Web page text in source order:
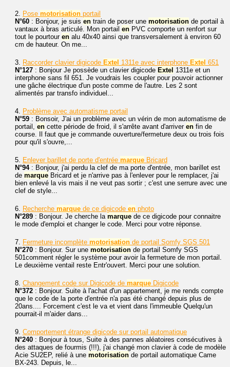
2. Pose motorisation portail
N°60 : Bonjour, je suis en train de poser une motorisation de portail à
vantaux à bras articulé. Mon portail en PVC comporte un renfort sur
tout le pourtour en alu 40x40 ainsi que transversalement à environ 60
cm de hauteur. On me...
3. Raccorder clavier digicode Extel 1311e avec interphone Extel 651
N°127 : Bonjour Je possède un clavier digicode Extel 1311e et un
interphone sans fil 651. Je voudrais les coupler pour pouvoir actionner
une gâche électrique d'un poste comme de l'autre. Les 2 sont
alimentés par transfo individuel...
4. Problème avec automatisme portail
N°59 : Bonsoir, J'ai un problème avec un vérin de mon automatisme de
portail, en cette période de froid, il s'arrête avant d'arriver en fin de
course. Il faut que je commande ouverture/fermeture deux ou trois fois
pour qu'il s'ouvre,...
5. Enlever barillet de porte d'entrée marque Bricard
N°94: Bonjour, j'ai perdu la clef de ma porte d'entrée, mon barillet est
de marque Bricard et je n'arrive pas à l'enlever pour le remplacer, j'ai
bien enlevé la vis mais il ne veut pas sortir ; c'est une serrure avec une
clef de style...
6. Recherche marque de ce digicode en photo
N°289 : Bonjour. Je cherche la marque de ce digicode pour connaitre
le mode d'emploi et changer le code. Merci pour votre réponse.
7. Fermeture incomplète motorisation de portail Somfy SGS 501
N°270 : Bonjour. Sur une motorisation de portail Somfy SGS
501comment régler le système pour avoir la fermeture de mon portail.
Le deuxième ventail reste Entr'ouvert. Merci pour une solution.
8. Changement code sur Digicode de marque Digicode
N°372 : Bonjour. Suite à l'achat d'un appartement, je me rends compte
que le code de la porte d'entrée n'a pas été changé depuis plus de
20ans.... Forcement c'est le va et vient dans l'immeuble Quelqu'un
pourrait-il m'aider dans...
9. Comportement étrange digicode sur portail automatique
N°240 : Bonjour à tous, Suite à des pannes aléatoires consécutives à
des attaques de fourmis (!!!), j'ai changé mon clavier à code de modèle
Acie SU2EP, relié à une motorisation de portail automatique Came
BX-243. Depuis, le...